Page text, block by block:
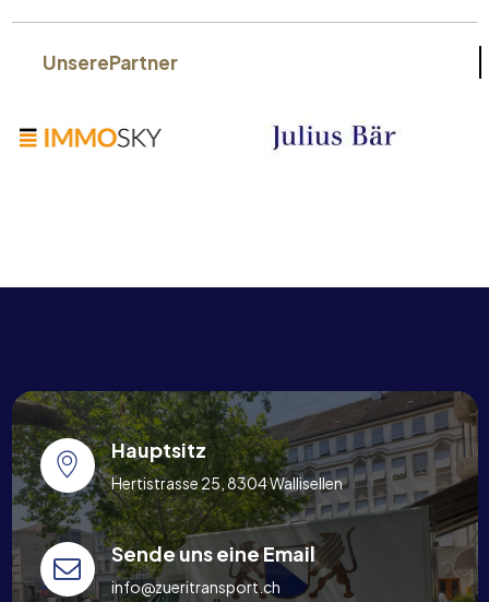
UnserePartner
Hauptsitz
Hertistrasse 25, 8304 Wallisellen
Sende uns eine Email
info@zueritransport.ch